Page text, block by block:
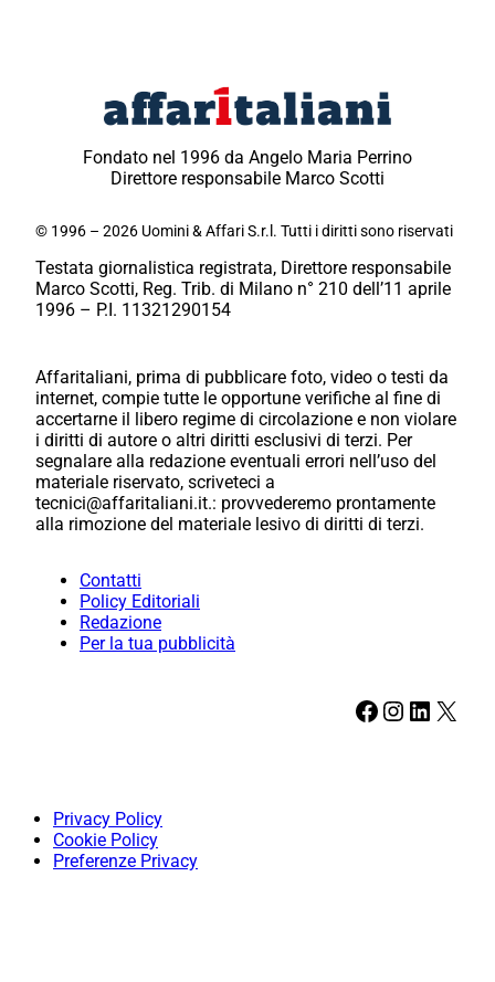
Fondato nel 1996 da Angelo Maria Perrino
Direttore responsabile Marco Scotti
© 1996 – 2026 Uomini & Affari S.r.l. Tutti i diritti sono riservati
Testata giornalistica registrata, Direttore responsabile
Marco Scotti, Reg. Trib. di Milano n° 210 dell’11 aprile
1996 – P.I. 11321290154
Affaritaliani, prima di pubblicare foto, video o testi da
internet, compie tutte le opportune verifiche al fine di
accertarne il libero regime di circolazione e non violare
i diritti di autore o altri diritti esclusivi di terzi. Per
segnalare alla redazione eventuali errori nell’uso del
materiale riservato, scriveteci a
tecnici@affaritaliani.it.: provvederemo prontamente
alla rimozione del materiale lesivo di diritti di terzi.
Contatti
Policy Editoriali
Redazione
Per la tua pubblicità
Facebook Instagram LinkedIn X
Privacy Policy
Cookie Policy
Preferenze Privacy